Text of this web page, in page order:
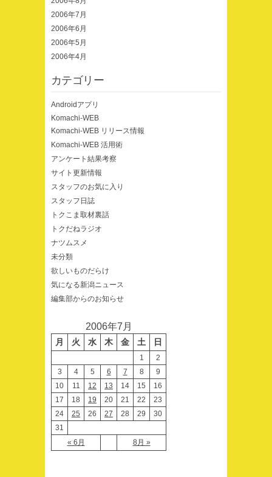
2006年7月
2006年6月
2006年5月
2006年4月
カテゴリー
Androidアプリ
Komachi-WEB
Komachi-WEB リリース情報
Komachi-WEB 活用術
アンケート結果考察
サイト更新情報
スタッフのお気に入り
スタッフ日誌
トクこま取材裏話
トクだねラジオ
ナツムスメ
未分類
欲しいものだらけ
気になる新潟ニュース
編集部からのお知らせ
2006年7月
月 火 水 木 金 土 日
« 6月 8月 »
1
2
3
4 5 6 7 8
9
10
11 12 13 14 15
16
17
18 19 20 21 22
23
24
25 26 27 28 29
30
31